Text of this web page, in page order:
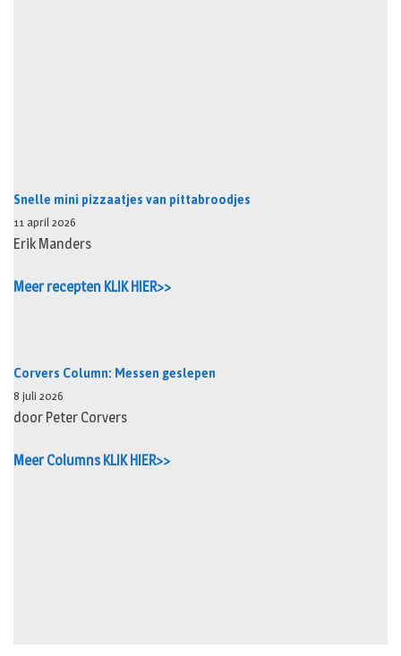
Snelle mini pizzaatjes van pittabroodjes
11 april 2026
Erik Manders
Meer recepten KLIK HIER>>
Corvers Column: Messen geslepen
8 juli 2026
door Peter Corvers
Meer Columns KLIK HIER>>